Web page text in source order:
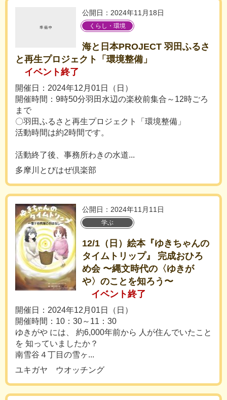
公開日：2024年11月18日
くらし・環境
海と日本PROJECT 羽田ふるさ
と再生プロジェクト「環境整備」
イベント終了
開催日：2024年12月01日（日）
開催時間：9時50分羽田水辺の楽校前集合～12時ごろ
まで
〇羽田ふるさと再生プロジェクト「環境整備」
活動時間は約2時間です。
活動終了後、事務所わきの水道...
多摩川とびはぜ倶楽部
公開日：2024年11月11日
学ぶ
12/1（日）絵本『ゆきちゃんの
タイムトリップ』 完成おひろ
め会 〜縄文時代の〈ゆきが
や〉のことを知ろう〜
イベント終了
開催日：2024年12月01日（日）
開催時間：10：30～11：30
ゆきがや には、 約6,000年前から 人が住んでいたこと
を 知っていましたか？
南雪谷４丁目の雪ヶ...
ユキガヤ ウオッチング